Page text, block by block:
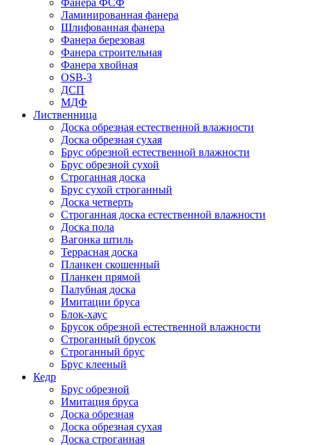
Фанера ФСФ
Ламинированная фанера
Шлифованная фанера
Фанера березовая
Фанера строительная
Фанера хвойная
OSB-3
ДСП
МДФ
Лиственница
Доска обрезная естественной влажности
Доска обрезная сухая
Брус обрезной естественной влажности
Брус обрезной сухой
Строганная доска
Брус сухой строганный
Доска четверть
Строганная доска естественной влажности
Доска пола
Вагонка штиль
Террасная доска
Планкен скошенный
Планкен прямой
Палубная доска
Имитации бруса
Блок-хаус
Брусок обрезной естественной влажности
Строганный брусок
Строганный брус
Брус клееный
Кедр
Брус обрезной
Имитация бруса
Доска обрезная
Доска обрезная сухая
Доска строганная